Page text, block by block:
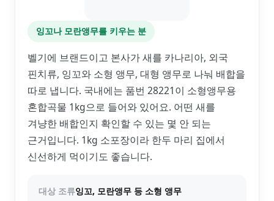
잉꼬나 모란앵무를 키우는 분
벨기에 브랜드이고 본사가 새를 카나리아, 외국
핀치류, 잉꼬와 소형 앵무, 대형 앵무로 나눠 배합을
따로 냅니다. 국내에는 품번 28221이 소형앵무용
혼합곡물 1kg으로 들어와 있어요. 어떤 새를
겨냥한 배합인지 확인할 수 있는 몇 안 되는
근거입니다. 1kg 소포장이라 한두 마리 집에서
신선하게 먹이기도 좋습니다.
대상 조류잉꼬, 모란앵무 등 소형 앵무